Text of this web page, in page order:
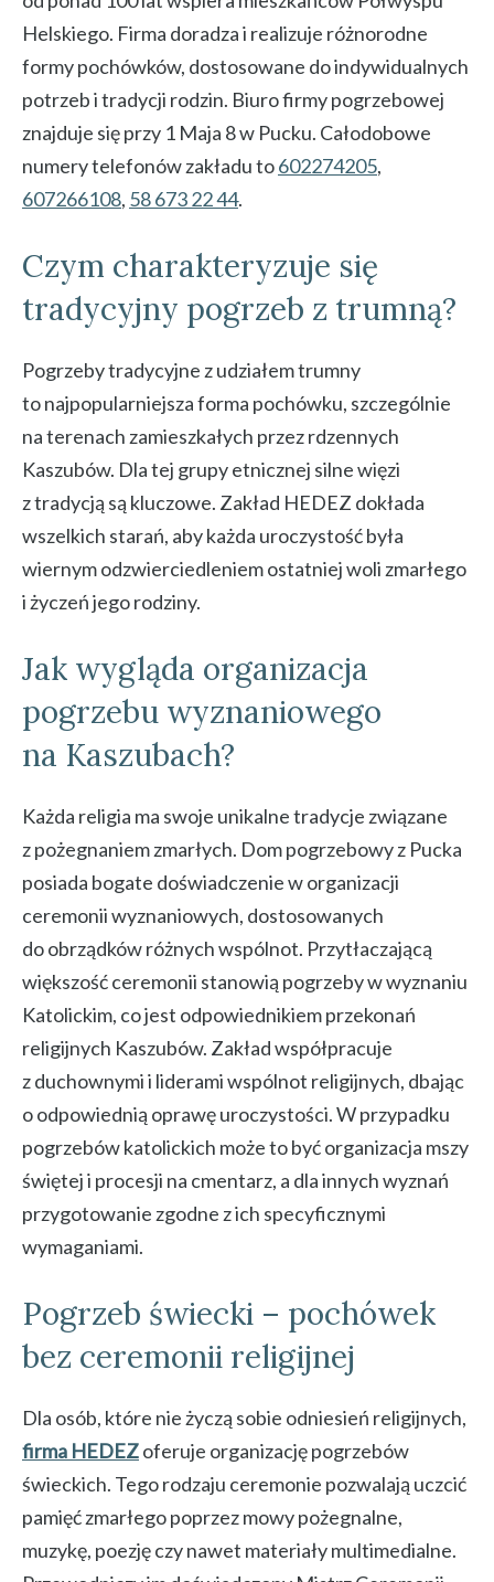
Helskiego. Firma doradza i realizuje różnorodne
formy pochówków, dostosowane do indywidualnych
potrzeb i tradycji rodzin. Biuro firmy pogrzebowej
znajduje się przy 1 Maja 8 w Pucku. Całodobowe
numery telefonów zakładu to602274205,
607266108, 58 673 22 44.
Czym charakteryzuje się
tradycyjny pogrzeb z trumną?
Pogrzeby tradycyjne z udziałem trumny
to najpopularniejsza forma pochówku, szczególnie
na terenach zamieszkałych przez rdzennych
Kaszubów. Dla tej grupy etnicznej silne więzi
z tradycją są kluczowe. Zakład HEDEZ dokłada
wszelkich starań, aby każda uroczystość była
wiernym odzwierciedleniem ostatniej woli zmarłego
i życzeń jego rodziny.
Jak wygląda organizacja
pogrzebu wyznaniowego
na Kaszubach?
Każda religia ma swoje unikalne tradycje związane
z pożegnaniem zmarłych. Dom pogrzebowy z Pucka
posiada bogate doświadczenie w organizacji
ceremonii wyznaniowych, dostosowanych
do obrządków różnych wspólnot. Przytłaczającą
większość ceremonii stanowią pogrzeby w wyznaniu
Katolickim, co jest odpowiednikiem przekonań
religijnych Kaszubów. Zakład współpracuje
z duchownymi i liderami wspólnot religijnych, dbając
o odpowiednią oprawę uroczystości. W przypadku
pogrzebów katolickich może to być organizacja mszy
świętej i procesji na cmentarz, a dla innych wyznań
przygotowanie zgodne z ich specyficznymi
wymaganiami.
Pogrzeb świecki – pochówek
bez ceremonii religijnej
Dla osób, które nie życzą sobie odniesień religijnych,
firma HEDEZoferuje organizację pogrzebów
świeckich. Tego rodzaju ceremonie pozwalają uczcić
pamięć zmarłego poprzez mowy pożegnalne,
muzykę, poezję czy nawet materiały multimedialne.